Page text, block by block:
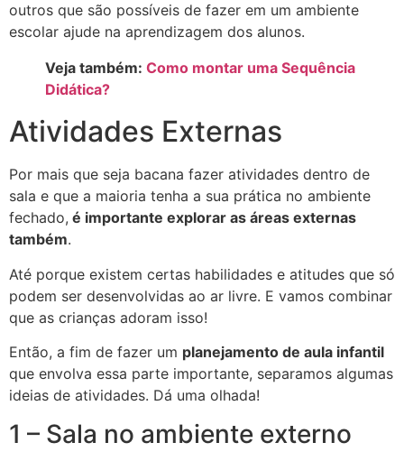
outros que são possíveis de fazer em um ambiente
escolar ajude na aprendizagem dos alunos.
Veja também: Como montar uma Sequência
Didática?
Atividades Externas
Por mais que seja bacana fazer atividades dentro de
sala e que a maioria tenha a sua prática no ambiente
fechado, é importante explorar as áreas externas
também.
Até porque existem certas habilidades e atitudes que só
podem ser desenvolvidas ao ar livre. E vamos combinar
que as crianças adoram isso!
Então, a fim de fazer um planejamento de aula infantil
que envolva essa parte importante, separamos algumas
ideias de atividades. Dá uma olhada!
1 – Sala no ambiente externo